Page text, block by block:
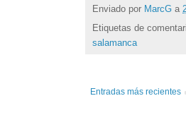
Enviado por MarcG a
Etiquetas de
salamanca
Entradas más recientes